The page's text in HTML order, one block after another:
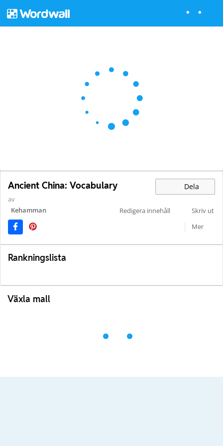
Ancient China: Vocabulary Dela
av
Kehamman
Redigera innehåll
Skriv ut
Mer
Rankningslista
Växla mall